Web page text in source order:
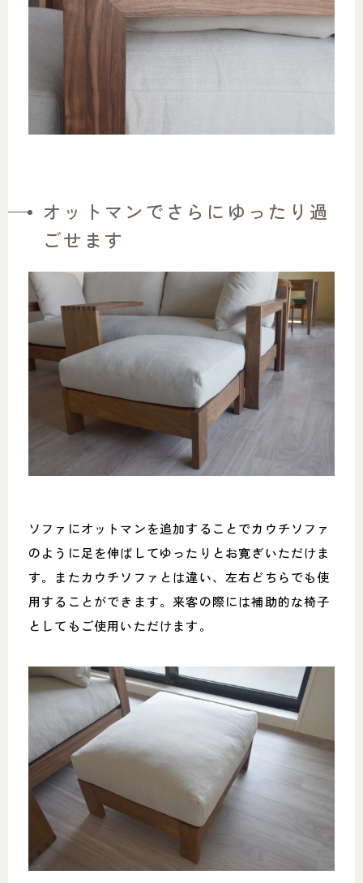
オットマンでさらにゆったり過
ごせます
ソファにオットマンを追加することでカウチソファ
のように足を伸ばしてゆったりとお寛ぎいただけま
す。またカウチソファとは違い、左右どちらでも使
用することができます。来客の際には補助的な椅子
としてもご使用いただけます。